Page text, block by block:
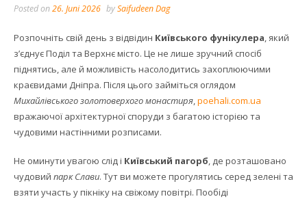
Posted on26. Juni 2026 bySaifudeen Dag
Розпочніть свій день з відвідин Київського фунікулера , який
з’єднує Поділ та Верхнє місто. Це не лише зручний спосіб
піднятись, але й можливість насолодитись захоплюючими
краєвидами Дніпра. Після цього займіться оглядом
Михайлівського золотоверхого монастиря poehali.com.ua
вражаючої архітектурної споруди з багатою історією та
чудовими настінними розписами.
Не оминути увагою слід і Київський пагорб, де розташовано
чудовий парк Слави. Тут ви можете прогулятись серед зелені та
взяти участь у пікніку на свіжому повітрі. Пообіді